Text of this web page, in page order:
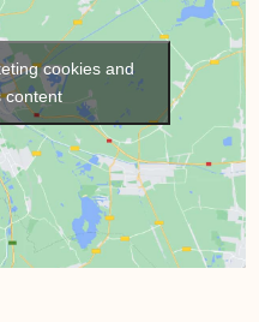
cookies and
content